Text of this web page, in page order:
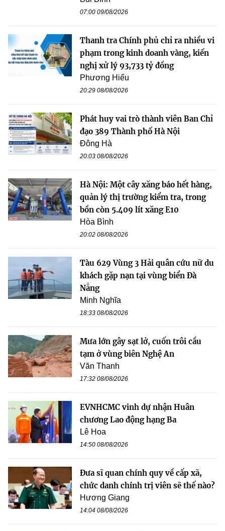
07:00 09/08/2026
Thanh tra Chính phủ chỉ ra nhiều vi
phạm trong kinh doanh vàng, kiến
nghị xử lý 93,733 tỷ đồng
Phương Hiếu
20:29 08/08/2026
Phát huy vai trò thành viên Ban Chỉ
đạo 389 Thành phố Hà Nội
Đông Hà
20:03 08/08/2026
Hà Nội: Một cây xăng báo hết hàng,
quản lý thị trường kiểm tra, trong
bồn còn 5.409 lít xăng E10
Hòa Bình
20:02 08/08/2026
Tàu 629 Vùng 3 Hải quân cứu nữ du
khách gặp nạn tại vùng biển Đà
Nẵng
Minh Nghĩa
18:33 08/08/2026
Mưa lớn gây sạt lở, cuốn trôi cầu
tạm ở vùng biên Nghệ An
Văn Thanh
17:32 08/08/2026
EVNHCMC vinh dự nhận Huân
chương Lao động hạng Ba
Lê Hoa
14:50 08/08/2026
Đưa sĩ quan chính quy về cấp xã,
chức danh chính trị viên sẽ thế nào?
Hương Giang
14:04 08/08/2026